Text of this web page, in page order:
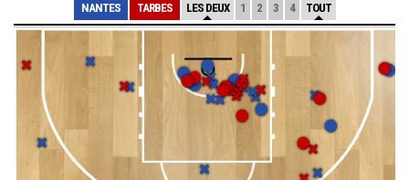
NANTES TARBES LES DEUX 1 2 3 4 TOUT